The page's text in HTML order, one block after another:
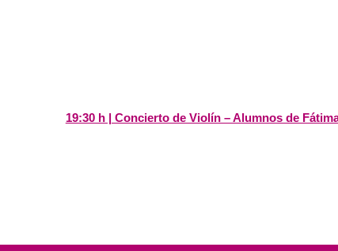
19:30 h | Concierto de Violín – Alumnos de